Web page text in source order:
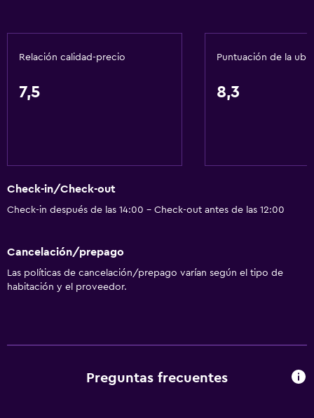
Relación calidad-precio
7,5
Puntuación de la
8,3
Check-in/Check-out
Check-in después de las 14:00 - Check-out antes de las 12:00
Cancelación/prepago
Las políticas de cancelación/prepago varían según el tipo de
habitación y el proveedor.
Preguntas frecuentes